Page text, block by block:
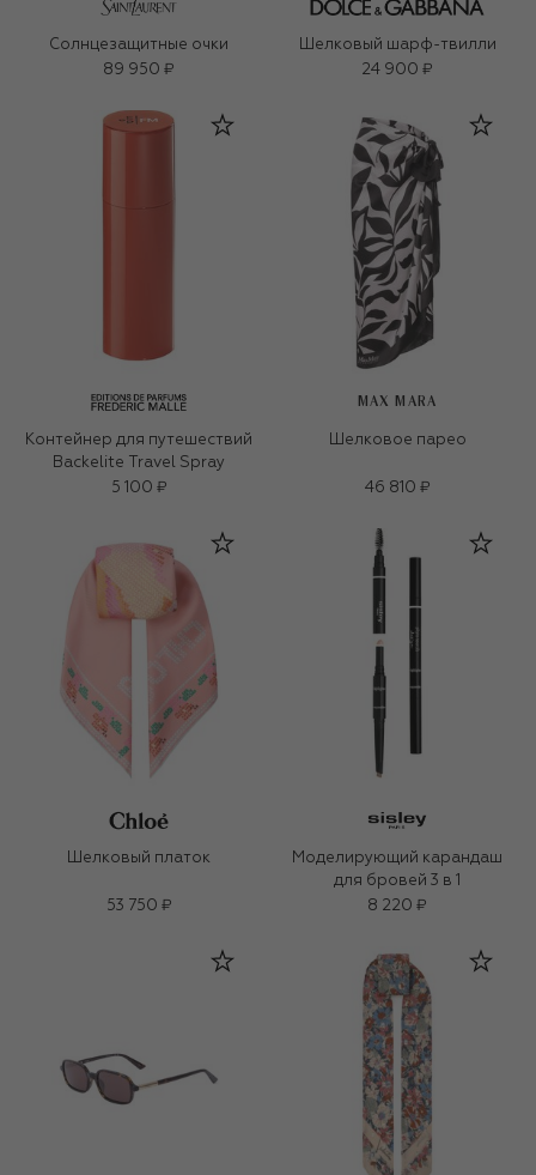
Солнцезащитные очки
89 950 ₽
Шелковый шарф-твилли
24 900 ₽
Контейнер для путешествий
Backelite Travel Spray
5 100 ₽
MAX MARA
Шелковое парео
46 810 ₽
Шелковый платок
53 750 ₽
Моделирующий карандаш
для бровей 3 в 1
8 220 ₽